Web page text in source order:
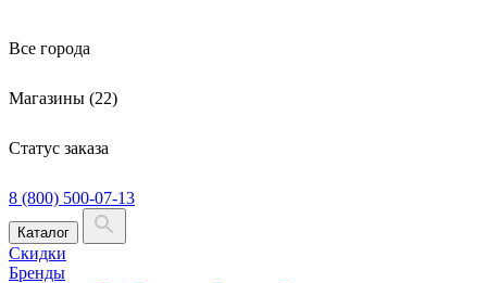
Все города
Магазины (22)
Статус заказа
8 (800) 500-07-13
Каталог
Скидки
Бренды